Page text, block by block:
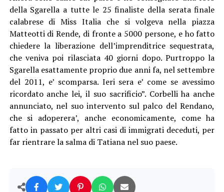
della Sgarella a tutte le 25 finaliste della serata finale
calabrese di Miss Italia che si volgeva nella piazza
Matteotti di Rende, di fronte a 5000 persone, e ho fatto
chiedere la liberazione dell’imprenditrice sequestrata,
che veniva poi rilasciata 40 giorni dopo. Purtroppo la
Sgarella esattamente proprio due anni fa, nel settembre
del 2011, e’ scomparsa. Ieri sera e’ come se avessimo
ricordato anche lei, il suo sacrificio”. Corbelli ha anche
annunciato, nel suo intervento sul palco del Rendano,
che si adoperera’, anche economicamente, come ha
fatto in passato per altri casi di immigrati deceduti, per
far rientrare la salma di Tatiana nel suo paese.